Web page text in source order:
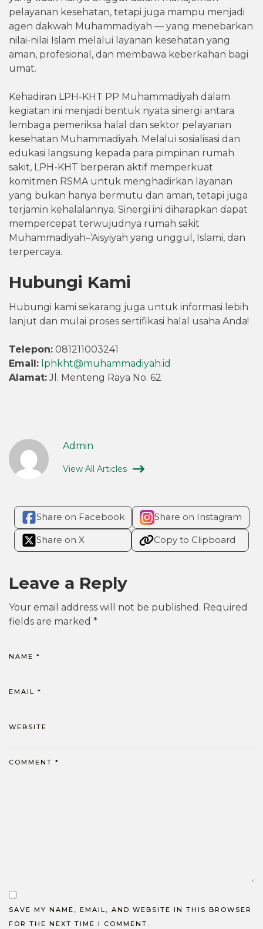
pelayanan kesehatan, tetapi juga mampu menjadi
agen dakwah Muhammadiyah — yang menebarkan
nilai-nilai Islam melalui layanan kesehatan yang
aman, profesional, dan membawa keberkahan bagi
umat.
Kehadiran LPH-KHT PP Muhammadiyah dalam
kegiatan ini menjadi bentuk nyata sinergi antara
lembaga pemeriksa halal dan sektor pelayanan
kesehatan Muhammadiyah. Melalui sosialisasi dan
edukasi langsung kepada para pimpinan rumah
sakit, LPH-KHT berperan aktif memperkuat
komitmen RSMA untuk menghadirkan layanan
yang bukan hanya bermutu dan aman, tetapi juga
terjamin kehalalannya. Sinergi ini diharapkan dapat
mempercepat terwujudnya rumah sakit
Muhammadiyah–‘Aisyiyah yang unggul, Islami, dan
terpercaya.
Hubungi Kami
Hubungi kami sekarang juga untuk informasi lebih
lanjut dan mulai proses sertifikasi halal usaha Anda!
Telepon: 081211003241
Email: lphkht@muhammadiyah.id
Alamat:Jl. Menteng Raya No. 62
Admin
View All Articles
Share on Facebook Share on Instagram
Share on X Copy to Clipboard
Leave a Reply
Your email address will not be published. Required
fields are marked *
NAME *
EMAIL *
WEBSITE
COMMENT *
SAVE MY NAME, EMAIL, AND WEBSITE IN THIS BROWSER
FOR THE NEXT TIME I COMMENT.